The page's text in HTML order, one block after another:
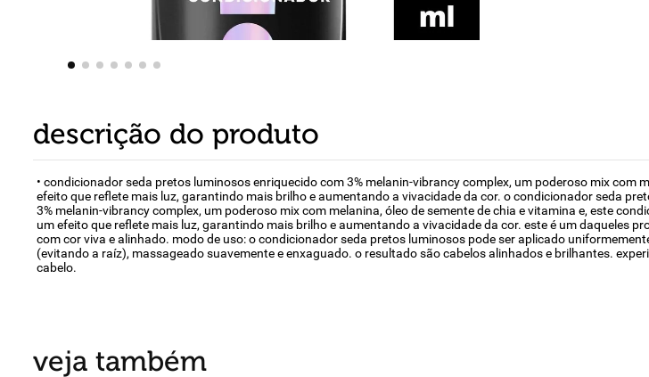
descrição do produto
• condicionador seda pretos luminosos enriquecido com 3% melanin-vibrancy complex, um poderoso mix com
efeito que reflete mais luz, garantindo mais brilho e aumentando a vivacidade da cor. o condicionador seda
3% melanin-vibrancy complex, um poderoso mix com melanina, óleo de semente de chia e vitamina e, este
um efeito que reflete mais luz, garantindo mais brilho e aumentando a vivacidade da cor. este é um daqueles
com cor viva e alinhado. modo de uso: o condicionador seda pretos luminosos pode ser aplicado
(evitando a raíz), massageado suavemente e enxaguado. o resultado são cabelos alinhados e brilhantes.
cabelo.
veja também